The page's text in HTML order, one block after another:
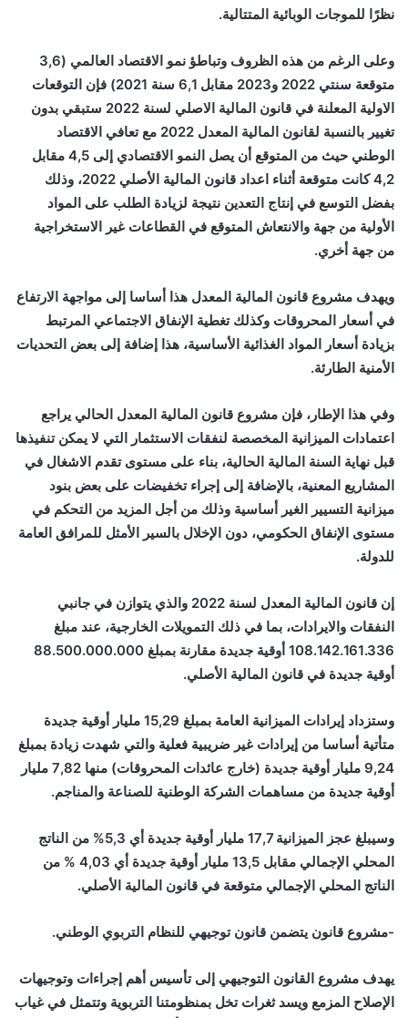
نظرًا للموجات الوبائية المتتالية.
وعلى الرغم من هذه الظروف وتباطؤ نمو الاقتصاد العالمي (3,6
متوقعة سنتي 2022 و2023 مقابل 6,1 سنة 2021) فإن التوقعات
الاولية المعلنة في قانون المالية الاصلي لسنة 2022 ستبقي بدون
تغيير بالنسبة لقانون المالية المعدل 2022 مع تعافي الاقتصاد
الوطني حيث من المتوقع أن يصل النمو الاقتصادي إلى 4,5 مقابل
4,2 كانت متوقعة أثناء اعداد قانون المالية الأصلي 2022، وذلك
بفضل التوسع في إنتاج التعدين نتيجة لزيادة الطلب على المواد
الأولية من جهة والانتعاش المتوقع في القطاعات غير الاستخراجية
من جهة أخري.
ويهدف مشروع قانون المالية المعدل هذا أساسا إلى مواجهة الارتفاع
في أسعار المحروقات وكذلك تغطية الإنفاق الاجتماعي المرتبط
بزيادة أسعار المواد الغذائية الأساسية، هذا إضافة إلى بعض التحديات
الأمنية الطارئة.
وفي هذا الإطار، فإن مشروع قانون المالية المعدل الحالي يراجع
اعتمادات الميزانية المخصصة لنفقات الاستثمار التي لا يمكن تنفيذها
قبل نهاية السنة المالية الحالية، بناء على مستوى تقدم الاشغال في
المشاريع المعنية، بالإضافة إلى إجراء تخفيضات على بعض بنود
ميزانية التسيير الغير أساسية وذلك من أجل المزيد من التحكم في
مستوى الإنفاق الحكومي، دون الإخلال بالسير الأمثل للمرافق العامة
للدولة.
إن قانون المالية المعدل لسنة 2022 والذي يتوازن في جانبي
النفقات والايرادات، بما في ذلك التمويلات الخارجية، عند مبلغ
108.142.161.336 أوقية جديدة مقارنة بمبلغ 88.500.000.000
أوقية جديدة في قانون المالية الأصلي.
وستزداد إيرادات الميزانية العامة بمبلغ 15,29 مليار أوقية جديدة
متأتية أساسا من إيرادات غير ضريبية فعلية والتي شهدت زيادة بمبلغ
9,24 مليار أوقية جديدة (خارج عائدات المحروقات) منها 7,82 مليار
أوقية جديدة من مساهمات الشركة الوطنية للصناعة والمناجم.
وسيبلغ عجز الميزانية 17,7 مليار أوقية جديدة أي 5,3% من الناتج
المحلي الإجمالي مقابل 13,5 مليار أوقية جديدة أي 4,03 % من
الناتج المحلي الإجمالي متوقعة في قانون المالية الأصلي.
-مشروع قانون يتضمن قانون توجيهي للنظام التربوي الوطني.
يهدف مشروع القانون التوجيهي إلى تأسيس أهم إجراءات وتوجيهات
الإصلاح المزمع ويسد ثغرات تخل بمنظومتنا التربوية وتتمثل في غياب